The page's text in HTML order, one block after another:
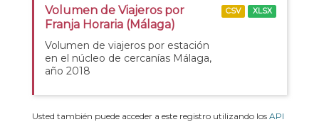
Volumen de Viajeros por
Franja Horaria (Málaga)
Volumen de viajeros por estación
en el núcleo de cercanías Málaga,
año 2018
CSV XLSX
Usted también puede acceder a este registro utilizando los API